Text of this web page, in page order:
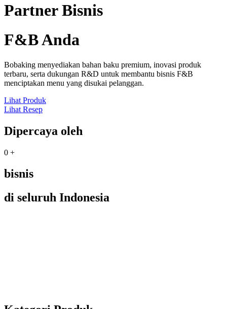
Partner Bisnis
F&B Anda
Bobaking menyediakan bahan baku premium, inovasi produk
terbaru, serta dukungan R&D untuk membantu bisnis F&B
menciptakan menu yang disukai pelanggan.
Lihat Produk
Lihat Resep
Dipercaya oleh
0 +
bisnis
di seluruh Indonesia